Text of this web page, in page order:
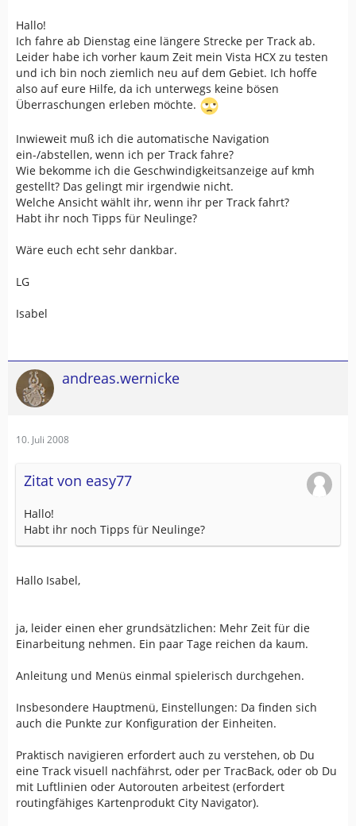
Hallo!
Ich fahre ab Dienstag eine längere Strecke per Track ab.
Leider habe ich vorher kaum Zeit mein Vista HCX zu testen
und ich bin noch ziemlich neu auf dem Gebiet. Ich hoffe
also auf eure Hilfe, da ich unterwegs keine bösen
Überraschungen erleben möchte.
Inwieweit muß ich die automatische Navigation
ein-/abstellen, wenn ich per Track fahre?
Wie bekomme ich die Geschwindigkeitsanzeige auf kmh
gestellt? Das gelingt mir irgendwie nicht.
Welche Ansicht wählt ihr, wenn ihr per Track fahrt?
Habt ihr noch Tipps für Neulinge?
Wäre euch echt sehr dankbar.
LG
Isabel
andreas.wernicke
10. Juli 2008
Zitat von easy77
Hallo!
Habt ihr noch Tipps für Neulinge?
Hallo Isabel,
ja, leider einen eher grundsätzlichen: Mehr Zeit für die
Einarbeitung nehmen. Ein paar Tage reichen da kaum.
Anleitung und Menüs einmal spielerisch durchgehen.
Insbesondere Hauptmenü, Einstellungen: Da finden sich
auch die Punkte zur Konfiguration der Einheiten.
Praktisch navigieren erfordert auch zu verstehen, ob Du
eine Track visuell nachfährst, oder per TracBack, oder ob Du
mit Luftlinien oder Autorouten arbeitest (erfordert
routingfähiges Kartenprodukt City Navigator).